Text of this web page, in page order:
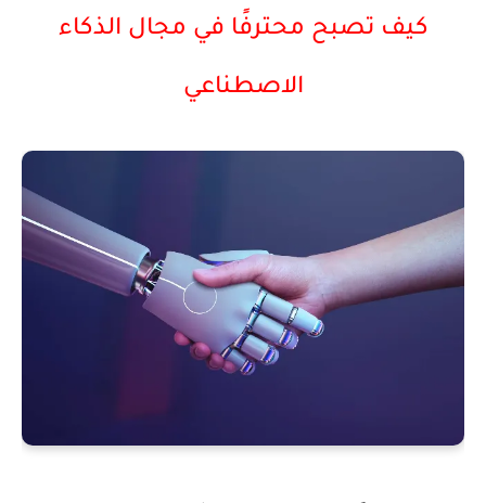
كيف تصبح محترفًا في مجال الذكاء
الاصطناعي